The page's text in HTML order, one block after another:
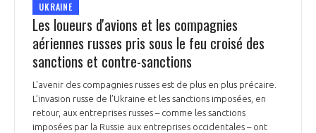
UKRAINE
Les loueurs d'avions et les compagnies
aériennes russes pris sous le feu croisé des
sanctions et contre-sanctions
L'avenir des compagnies russes est de plus en plus précaire.
L’invasion russe de l’Ukraine et les sanctions imposées, en
retour, aux entreprises russes – comme les sanctions
imposées par la Russie aux entreprises occidentales – ont